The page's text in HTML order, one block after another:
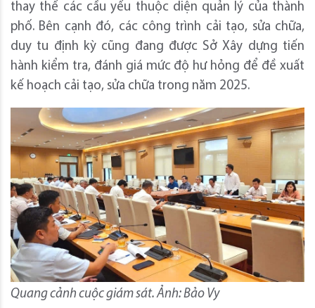
thay thế các cầu yếu thuộc diện quản lý của thành
phố. Bên cạnh đó, các công trình cải tạo, sửa chữa,
duy tu định kỳ cũng đang được Sở Xây dựng tiến
hành kiểm tra, đánh giá mức độ hư hỏng để đề xuất
kế hoạch cải tạo, sửa chữa trong năm 2025.
Quang cảnh cuộc giám sát. Ảnh: Bảo Vy